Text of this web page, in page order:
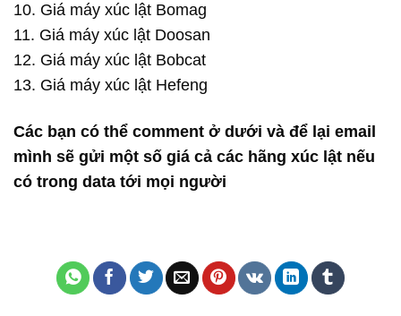
10. Giá máy xúc lật Bomag
11. Giá máy xúc lật Doosan
12. Giá máy xúc lật Bobcat
13. Giá máy xúc lật Hefeng
Các bạn có thể comment ở dưới và để lại email
mình sẽ gửi một số giá cả các hãng xúc lật nếu
có trong data tới mọi người